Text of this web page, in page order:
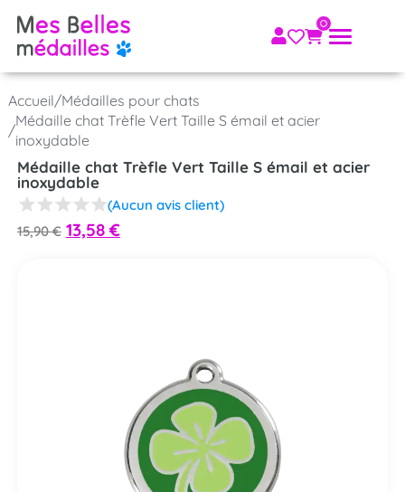
Accueil/Médailles pour chats
/
Médaille chat Trèfle Vert Taille S émail et acier
inoxydable
Médaille chat Trèfle Vert Taille S émail et acier
inoxydable
(Aucun avis client)
15,90€ 13,58 €